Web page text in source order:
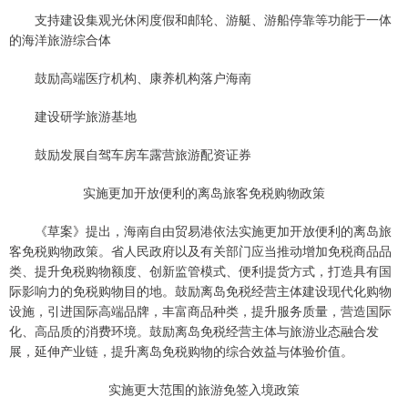
支持建设集观光休闲度假和邮轮、游艇、游船停靠等功能于一体
的海洋旅游综合体
鼓励高端医疗机构、康养机构落户海南
建设研学旅游基地
鼓励发展自驾车房车露营旅游配资证券
实施更加开放便利的离岛旅客免税购物政策
《草案》提出，海南自由贸易港依法实施更加开放便利的离岛旅
客免税购物政策。省人民政府以及有关部门应当推动增加免税商品品
类、提升免税购物额度、创新监管模式、便利提货方式，打造具有国
际影响力的免税购物目的地。鼓励离岛免税经营主体建设现代化购物
设施，引进国际高端品牌，丰富商品种类，提升服务质量，营造国际
化、高品质的消费环境。鼓励离岛免税经营主体与旅游业态融合发
展，延伸产业链，提升离岛免税购物的综合效益与体验价值。
实施更大范围的旅游免签入境政策